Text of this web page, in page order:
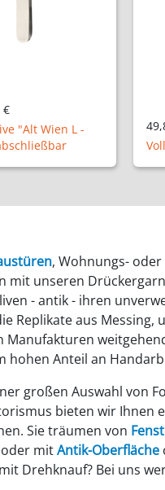
"Alt Wien L - P "
, Wohnungs- oder
mit unseren
- antik - ihren
Replikate aus Messing,
Manufakturen
hohen Anteil an
großen Auswahl von
bieten wir Ihnen
Sie träumen von
mitAntik-Oberfläche
Drehknauf? Bei uns